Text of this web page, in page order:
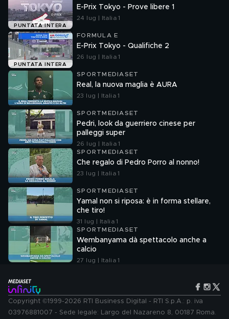
PUNTATA INTERA
E-Prix Tokyo - Prove libere 1
24 lug | Italia 1
PUNTATA INTERA
FORMULA E
E-Prix Tokyo - Qualifiche 2
26 lug | Italia 1
SPORTMEDIASET
Real, la nuova maglia è AURA
23 lug | Italia 1
SPORTMEDIASET
Pedri, look da guerriero cinese per
palleggi super
26 lug | Italia 1
SPORTMEDIASET
Che regalo di Pedro Porro al nonno!
23 lug | Italia 1
SPORTMEDIASET
Yamal non si riposa: è in forma stellare,
che tiro!
31 lug | Italia 1
SPORTMEDIASET
Wembanyama dà spettacolo anche a
calcio
27 lug | Italia 1
Copyright ©1999-2026 RTI Business Digital - RTI S.p.A.: p. iva
03976881007 - Sede legale: Largo del Nazareno 8, 00187 Roma.